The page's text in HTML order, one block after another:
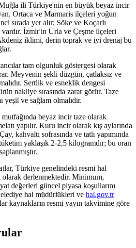
ili Türkiye'nin en büyük beyaz incir
Ortaca ve Marmaris ilçeleri yoğun
sırada yer alır; Söke ve Koçarlı
İzmir'in Urla ve Çeşme ilçeleri
iklimi, derin toprak ve iyi drenaj bu
tam olgunluk göstergesi olarak
Meyvenin şekli düzgün, çatlaksız ve
Sertlik ve esneklik dengesi
nakliye sırasında zarar görür. Taze
yeşil ve sağlam olmalıdır.
beyaz incir taze olarak
yapılır. Kuru incir olarak kış aylarında
kahvaltı sofrasında ve tatlı yapımında
yaklaşık 2-2,5 kilogramdır; bu oran
Türkiye genelindeki resmi hal
derlenmektedir. Minimum,
değerleri güncel piyasa koşullarını
hal müdürlükleri ve hal.gov.tr
kaynakların resmi yayın takvimine göre